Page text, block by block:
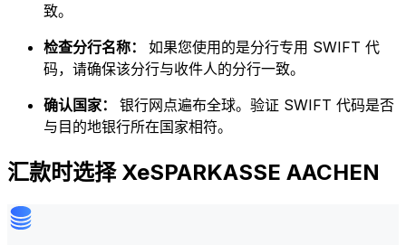
致。
检查分行名称： 如果您使用的是分行专用 SWIFT 代
码，请确保该分行与收件人的分行一致。
确认国家： 银行网点遍布全球。验证 SWIFT 代码是否
与目的地银行所在国家相符。
汇款时选择 XeSPARKASSE AACHEN